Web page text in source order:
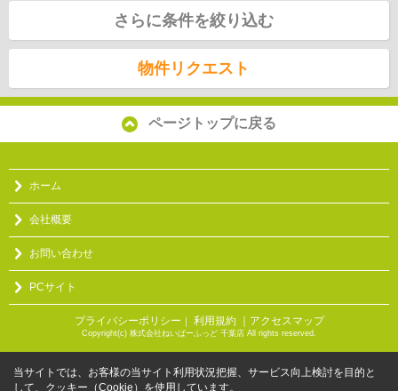
さらに条件を絞り込む
物件リクエスト
ページトップに戻る
ホーム
会社概要
お問い合わせ
PCサイト
プライバシーポリシー ｜ 利用規約 ｜アクセスマップ
Copyright(c) 株式会社ねいばーふっど 千葉店 All rights reserved.
当サイトでは、お客様の当サイト利用状況把握、サービス向上検討を目的と
して、クッキー（Cookie）を使用しています。